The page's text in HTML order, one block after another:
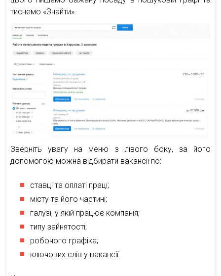
тиснемо «Знайти».
Зверніть увагу на меню з лівого боку, за його
допомогою можна відбирати вакансії по:
ставці та оплаті праці;
місту та його частині;
галузі, у якій працює компанія;
типу зайнятості;
робочого графіка;
ключових слів у вакансії.